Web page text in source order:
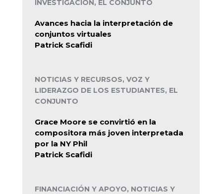
INVESTIGACIÓN, EL CONJUNTO
Avances hacia la interpretación de
conjuntos virtuales
Patrick Scafidi
NOTICIAS Y RECURSOS, VOZ Y
LIDERAZGO DE LOS ESTUDIANTES, EL
CONJUNTO
Grace Moore se convirtió en la
compositora más joven interpretada
por la NY Phil
Patrick Scafidi
FINANCIACIÓN Y APOYO, NOTICIAS Y